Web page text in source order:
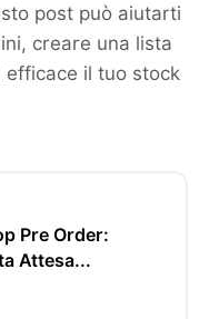
post può aiutarti
creare una lista
il tuo stock
Pre Order:
Attesa...